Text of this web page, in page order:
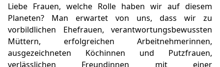
Liebe Frauen, welche Rolle haben wir auf diesem
Planeten? Man erwartet von uns, dass wir zu
vorbildlichen Ehefrauen, verantwortungsbewussten
Müttern, erfolgreichen Arbeitnehmerinnen,
ausgezeichneten Köchinnen und Putzfrauen,
verlässlichen Freundinnen mit einer